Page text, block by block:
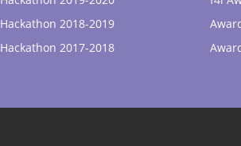
Hackathon 2018-2019
Hackathon 2017-2018